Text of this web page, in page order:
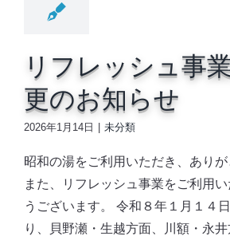
リフレッシュ事
更のお知らせ
2026年1月14日 | 未分類
昭和の湯をご利用いただき、ありが
また、リフレッシュ事業をご利用
うございます。 令和８年１月１４
り、貝野瀬・生越方面、川額・永